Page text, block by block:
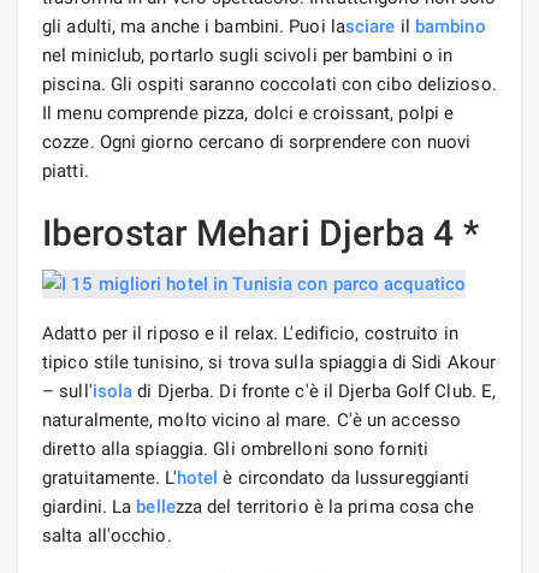
gli adulti, ma anche i bambini. Puoi lasciare il
bambino
nel miniclub, portarlo sugli scivoli per bambini o in
piscina. Gli ospiti saranno coccolati con cibo delizioso.
Il menu comprende pizza, dolci e croissant, polpi e
cozze. Ogni giorno cercano di sorprendere con nuovi
piatti.
Iberostar Mehari Djerba 4 *
Adatto per il riposo e il relax. L'edificio, costruito in
tipico stile tunisino, si trova sulla spiaggia di Sidi Akour
– sull'isola di Djerba. Di fronte c'è il Djerba Golf Club. E,
naturalmente, molto vicino al mare. C'è un accesso
diretto alla spiaggia. Gli ombrelloni sono forniti
gratuitamente. L'hotel è circondato da lussureggianti
giardini. La bellezza del territorio è la prima cosa che
salta all'occhio.